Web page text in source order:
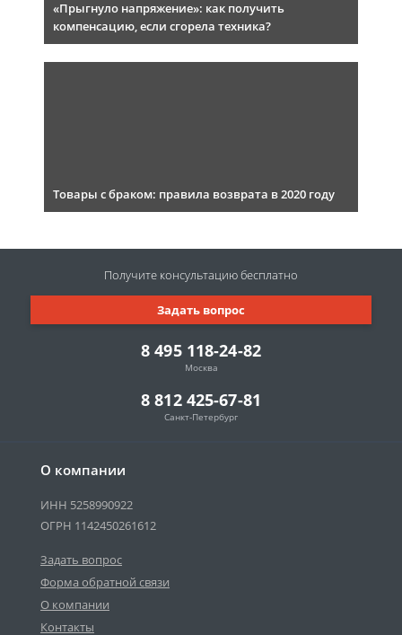
«Прыгнуло напряжение»: как получить
компенсацию, если сгорела техника?
Товары с браком: правила возврата в 2020 году
О компании
ИНН 5258990922
ОГРН 1142450261612
Задать вопрос
Форма обратной связи
О компании
Контакты
8 495 118-24-82
Москва
8 812 425-67-81
Санкт-Петербург
Задать вопрос
Получите консультациюбесплатно